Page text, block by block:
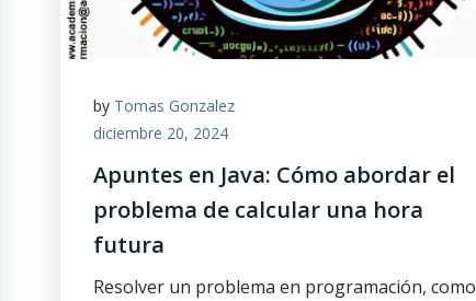
by Tomas Gonzalez
diciembre 20, 2024
Apuntes en Java: Cómo abordar el
problema de calcular una hora
futura
Resolver un problema en programación, como